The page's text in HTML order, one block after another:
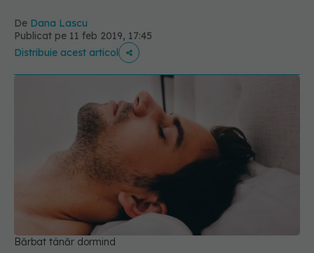
De Dana Lascu
Publicat pe 11 feb 2019, 17:45
Distribuie acest articol
Bărbat tânăr dormind